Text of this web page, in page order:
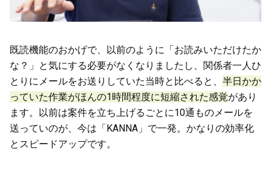
既読機能のおかげで、以前のように「お読みいただけたか
な？」と気にする必要がなくなりましたし、関係者一人ひ
とりにメールをお送りしていた当時と比べると、 半日かか
っていた作業がほんの1時間程度に短縮された感覚があり
ます。以前は案件を立ち上げるごとに10通ものメールを
送っていのが、今は「KANNA」で一発。かなりの効率化
とスピードアップです。